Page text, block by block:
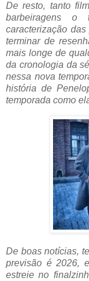
De resto, tanto
barbeiragens
caracterização
terminar de
mais longe de
da cronologia da
nessa nova
história de
temporada como
De boas notícias,
previsão é 2026,
estreie no